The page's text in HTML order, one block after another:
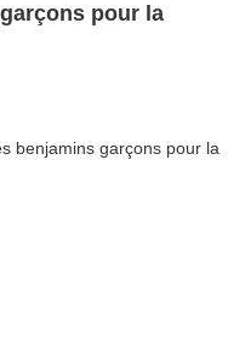
pour la